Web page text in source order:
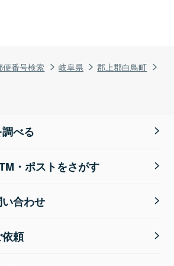
便番号検索 岐阜県
郡上郡白鳥町
べる
・ポストをさがす
合わせ
頼